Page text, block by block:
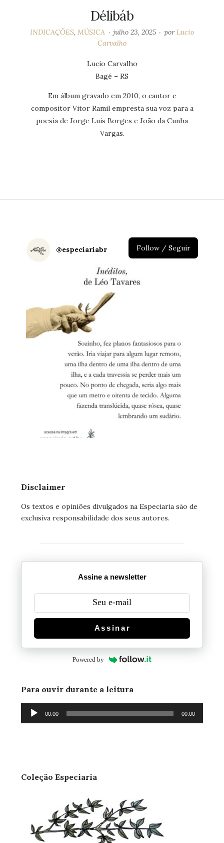
Délibáb
INDICAÇÕES,MÚSICA julho 23, 2025 porLucio
Carvalho
Lucio Carvalho
Bagé – RS
Em álbum gravado em 2010, o cantor e
compositor Vitor Ramil empresta sua voz para a
poesia de Jorge Luis Borges e João da Cunha
Vargas.
@especiariabr Follow / Seguir
Disclaimer
Os textos e opiniões divulgados na Especiaria são de
exclusiva responsabilidade dos seus autores.
Assine a newsletter
Assinar
Powered by
Para ouvir durante a leitura
Tocador
00:00 00:00
Coleção Especiaria